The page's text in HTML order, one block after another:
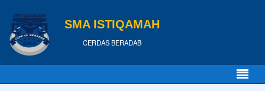
SMA ISTIQAMAH
CERDAS BERADAB